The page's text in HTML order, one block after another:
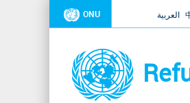
ONU العربية